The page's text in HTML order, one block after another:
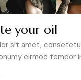
your oil
sit amet,
eirmod tempor